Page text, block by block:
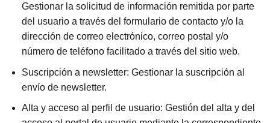
Gestionar la solicitud de información remitida por parte
del usuario a través del formulario de contacto y/o la
dirección de correo electrónico, correo postal y/o
número de teléfono facilitado a través del sitio web.
Suscripción a newsletter: Gestionar la suscripción al
envío de newsletter.
Alta y acceso al perfil de usuario: Gestión del alta y del